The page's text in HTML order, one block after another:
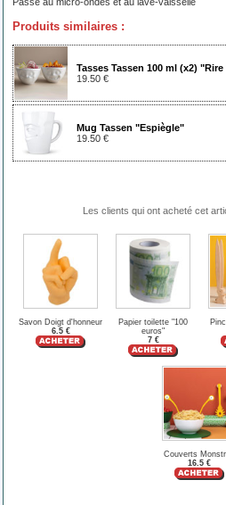
Produits similaires :
Tasses Tassen 100 ml (x2)
19.50 €
Mug Tassen "Espiègle"
19.50 €
Les clients qui ont acheté cet
Savon Doigt d'honneur
6.5 €
Papier toilette "100
euros"
7 €
Couverts
16.5 €